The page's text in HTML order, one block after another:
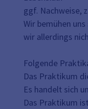
ggf. Nachweise,
Wir bemühen
wir allerdings
Folgende
Das Praktikum
Es handelt sich
Das Praktikum